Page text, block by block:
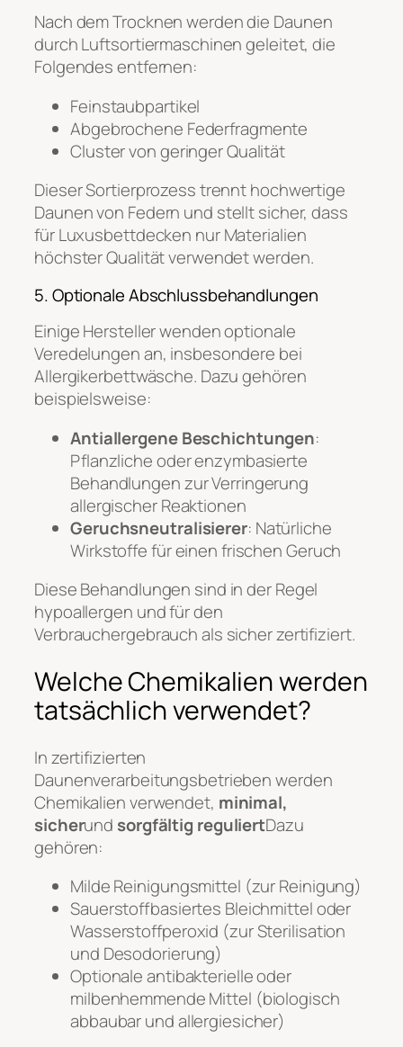
Nach dem Trocknen werden die Daunen
durch Luftsortiermaschinen geleitet, die
Folgendes entfernen:
Feinstaubpartikel
Abgebrochene Federfragmente
Cluster von geringer Qualität
Dieser Sortierprozess trennt hochwertige
Daunen von Federn und stellt sicher, dass
für Luxusbettdecken nur Materialien
höchster Qualität verwendet werden.
5. Optionale Abschlussbehandlungen
Einige Hersteller wenden optionale
Veredelungen an, insbesondere bei
Allergikerbettwäsche. Dazu gehören
beispielsweise:
Antiallergene Beschichtungen:
Pflanzliche oder enzymbasierte
Behandlungen zur Verringerung
allergischer Reaktionen
Geruchsneutralisierer: Natürliche
Wirkstoffe für einen frischen Geruch
Diese Behandlungen sind in der Regel
hypoallergen und für den
Verbrauchergebrauch als sicher zertifiziert.
Welche Chemikalien werden
tatsächlich verwendet?
In zertifizierten
Daunenverarbeitungsbetrieben werden
Chemikalien verwendet, minimal,
sicherund sorgfältig reguliertDazu
gehören:
Milde Reinigungsmittel (zur Reinigung)
Sauerstoffbasiertes Bleichmittel oder
Wasserstoffperoxid (zur Sterilisation
und Desodorierung)
Optionale antibakterielle oder
milbenhemmende Mittel (biologisch
abbaubar und allergiesicher)